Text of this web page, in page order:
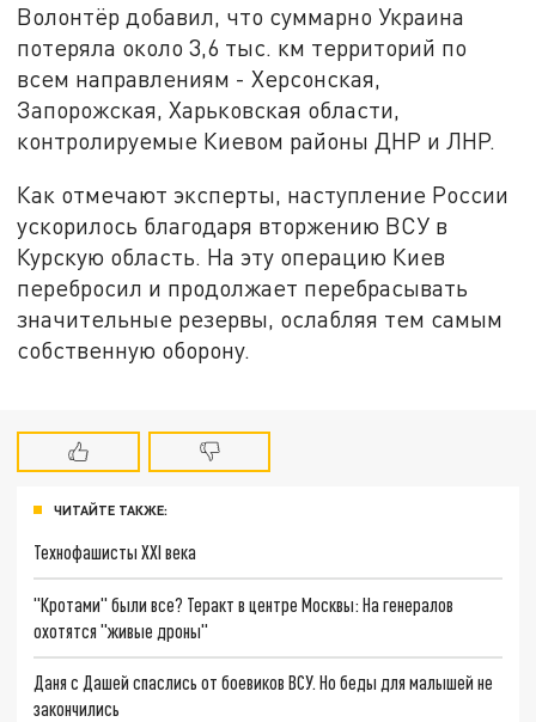
Волонтёр добавил, что суммарно Украина
потеряла около 3,6 тыс. км территорий по
всем направлениям - Херсонская,
Запорожская, Харьковская области,
контролируемые Киевом районы ДНР и ЛНР.
Как отмечают эксперты, наступление России
ускорилось благодаря вторжению ВСУ в
Курскую область. На эту операцию Киев
перебросил и продолжает перебрасывать
значительные резервы, ослабляя тем самым
собственную оборону.
ЧИТАЙТЕ ТАКЖЕ:
Технофашисты XXI века
"Кротами" были все? Теракт в центре Москвы: На генералов
охотятся "живые дроны"
Даня с Дашей спаслись от боевиков ВСУ. Но беды для малышей не
закончились